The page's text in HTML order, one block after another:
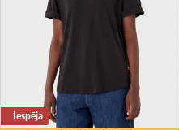
Iespēja